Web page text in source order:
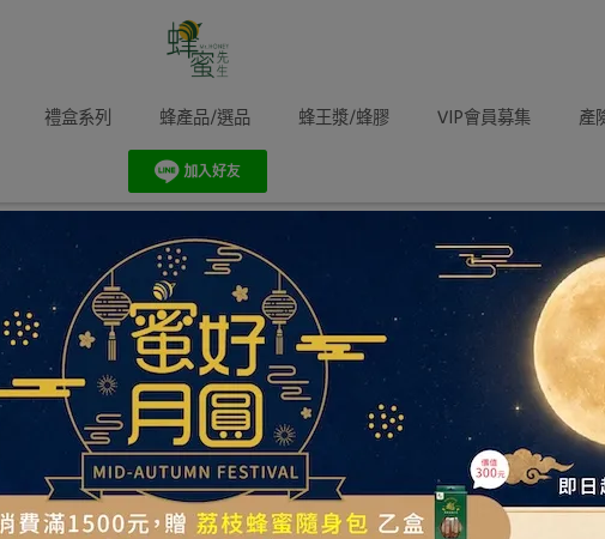
禮盒系列 蜂產品/選品 蜂王漿/蜂膠 VIP會員募集 產
蜂知識 蜂廚房 蜂旅遊 蜂生活